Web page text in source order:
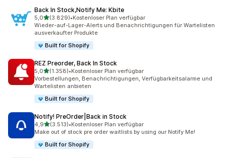
Back In Stock,Notify Me: Kbite
5,0von 5 Sternen
(3.829)
3829 Rezensionen insgesamt
•Kostenloser Plan verfügbar
Wieder-auf-Lager-Alerts und Benachrichtigungen für Wartelisten
ausverkaufter Produkte
Built for Shopify
REZ Preorder, Back In Stock
5,0von 5 Sternen
(1.358)
1358 Rezensionen insgesamt
•Kostenloser Plan verfügbar
Vorbestellungen, Benachrichtigungen, Verfügbarkeitsalarme und
Wartelisten anbieten
Built for Shopify
Notify! PreOrder|Back in Stock
4,9von 5 Sternen
(3.513)
3513 Rezensionen insgesamt
•Kostenloser Plan verfügbar
Make out of stock pre order waitlists by using our Notify Me!
Built for Shopify